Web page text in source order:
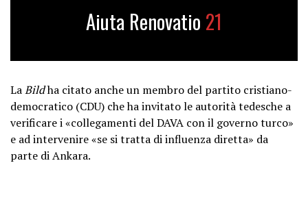
Aiuta Renovatio 21
LaBildha citato anche un membro del partito cristiano-
democratico (CDU) che ha invitato le autorità tedesche a
verificare i «collegamenti del DAVA con il governo turco»
e ad intervenire «se si tratta di influenza diretta» da
parte di Ankara.